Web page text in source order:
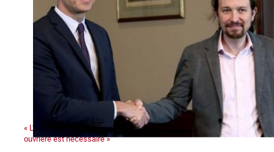
« L’irruption d’un mouvement de masse mené par la classe
ouvrière est nécessaire »